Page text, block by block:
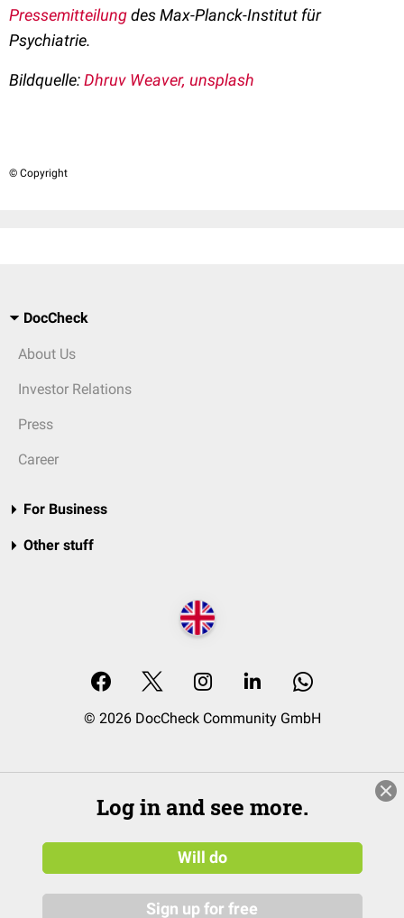
Pressemitteilungdes Max-Planck-Institut für
Psychiatrie.
Bildquelle:Dhruv Weaver, unsplash
© Copyright
DocCheck
About Us
Investor Relations
Press
Career
For Business
Other stuff
© 2026 DocCheck Community GmbH
Log in and see more.
Will do
Sign up for free